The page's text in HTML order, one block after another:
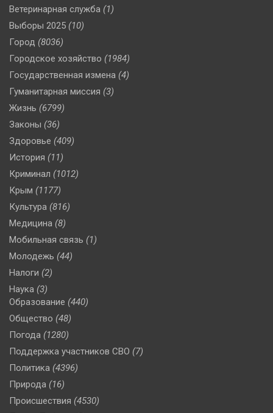
Ветеринарная служба (1)
Выборы 2025 (10)
Город (8036)
Городское хозяйство (1984)
Государственная измена (4)
Гуманитарная миссия (3)
Жизнь (6799)
Законы (36)
Здоровье (409)
История (11)
Криминал (1012)
Крым (1177)
Культура (816)
Медицина (8)
Мобильная связь (1)
Молодежь (44)
Налоги (2)
Наука (3)
Образование (440)
Общество (48)
Погода (1280)
Поддержка участников СВО (7)
Политика (4396)
Природа (16)
Происшествия (4530)